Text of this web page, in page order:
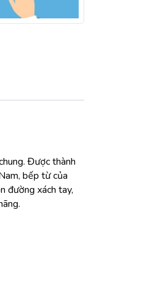
Được thành
bếp từ của
đường xách tay,